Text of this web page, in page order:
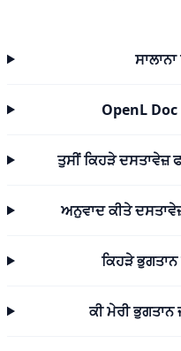
OpenL
ਤੁਸੀਂ ਕਿਹੜੇ ਦਸਤਾਵੇਜ਼
ਅਨੁਵਾਦ ਕੀਤੇ
ਕਿਹੜੇ
ਕੀ ਮੇਰੀ ਭੁਗਤਾਨ